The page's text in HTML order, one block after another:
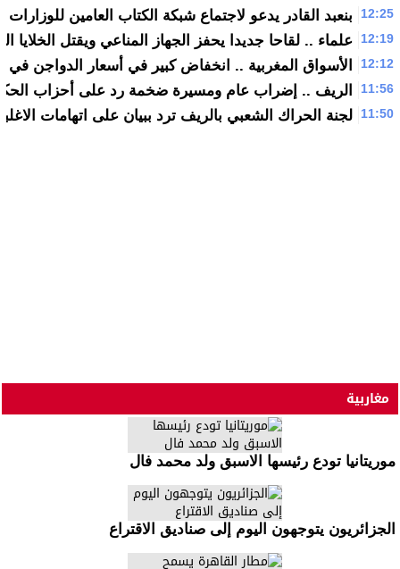
12:25 بنعبد القادر يدعو لاجتماع شبكة الكتاب العامين للوزارات
12:19 علماء .. لقاحا جديدا يحفز الجهاز المناعي ويقتل الخلايا
12:12 الأسواق المغربية .. انخفاض كبير في أسعار الدواجن في
11:56 الريف .. إضراب عام ومسيرة ضخمة رد على أحزاب
11:50 لجنة الحراك الشعبي بالريف ترد ببيان على اتهامات
مغاربية
موريتانيا تودع رئيسها الاسبق ولد محمد فال
الجزائريون يتوجهون اليوم إلى صناديق الاقتراع